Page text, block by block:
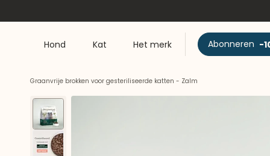
Hond Kat Het merk Abonneren -
Graanvrije brokken voor gesteriliseerde katten - Zalm